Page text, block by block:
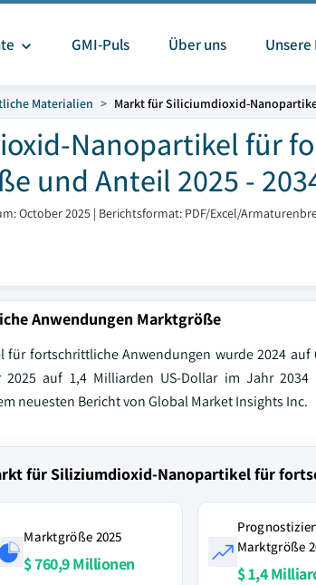
GMI-Puls Über uns Unsere
Materialien Markt für Siliciumdioxid-
Nanopartikel für
und Anteil 2025 -
October 2025 | Berichtsformat: PDF/Excel/
Anwendungen Marktgröße
fortschrittliche Anwendungen wurde 2024
auf 1,4 Milliarden US-Dollar im Jahr
neuesten Bericht von Global Market Insights Inc.
für Siliziumdioxid-Nanopartikel für
Marktgröße 2025
$ 760,9 Millionen
Marktgröße
$ 1,4